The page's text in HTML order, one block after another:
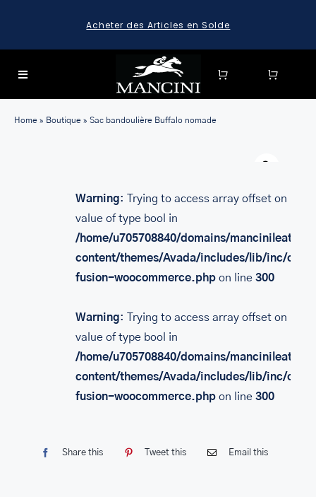
content
Acheter des Articles en Solde
Toggle
FOR:
HARD CASE SPINNER LUGGAGE SETS & CARRY-ON
LUGGAGE
LEATHER BAGS
PORTEFEUILLE EN CUIR
ACCESSOIRES
Home » Boutique » Sac bandoulière Buffalo nomade
Warning: Trying to access array offset on
value of type bool in
/home/u705708840/domains/
content/themes/Avada/includes/lib/inc/
fusion-woocommerce.phpon line 300
Warning: Trying to access array offset on
value of type bool in
/home/u705708840/domains/
content/themes/Avada/includes/lib/inc/
fusion-woocommerce.phpon line 300
Share this Tweet this Email this